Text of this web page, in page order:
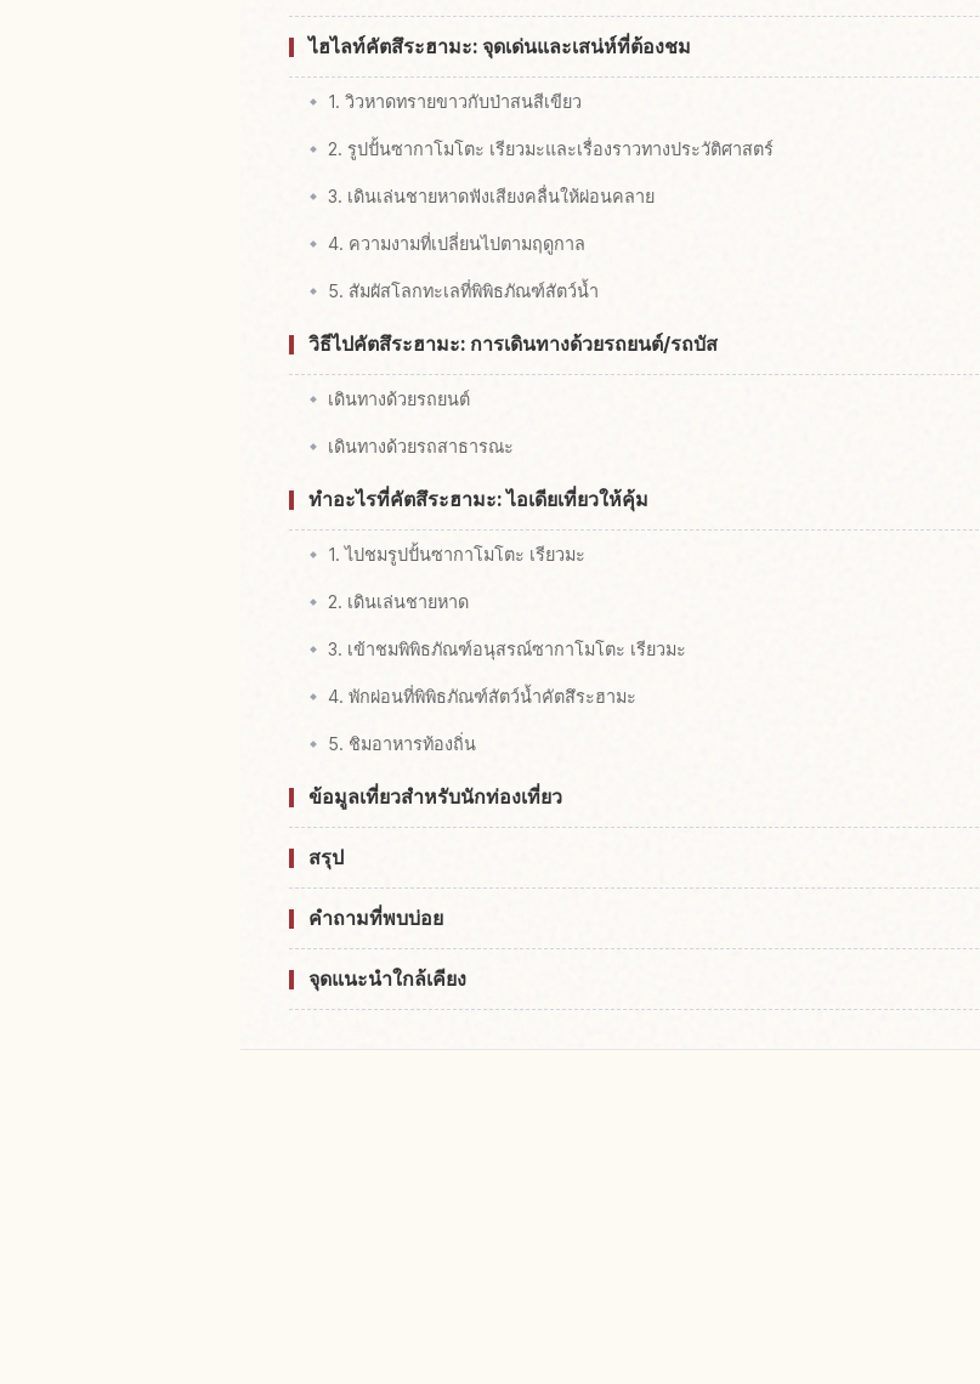
ไฮไลท์คัตสึระฮามะ: จุดเด่นและเสน่ห์ที่ต้องชม
1. วิวหาดทรายขาวกับป่าสนสีเขียว
2. รูปปั้นซากาโมโตะ เรียวมะและเรื่องราวทางประวัติศาสตร์
3. เดินเล่นชายหาดฟังเสียงคลื่นให้ผ่อนคลาย
4. ความงามที่เปลี่ยนไปตามฤดูกาล
5. สัมผัสโลกทะเลที่พิพิธภัณฑ์สัตว์น้ำ
วิธีไปคัตสึระฮามะ: การเดินทางด้วยรถยนต์/รถบัส
เดินทางด้วยรถยนต์
เดินทางด้วยรถสาธารณะ
ทำอะไรที่คัตสึระฮามะ: ไอเดียเที่ยวให้คุ้ม
1. ไปชมรูปปั้นซากาโมโตะ เรียวมะ
2. เดินเล่นชายหาด
3. เข้าชมพิพิธภัณฑ์อนุสรณ์ซากาโมโตะ เรียวมะ
4. พักผ่อนที่พิพิธภัณฑ์สัตว์น้ำคัตสึระฮามะ
5. ชิมอาหารท้องถิ่น
ข้อมูลเที่ยวสำหรับนักท่องเที่ยว
สรุป
คำถามที่พบบ่อย
จุดแนะนำใกล้เคียง